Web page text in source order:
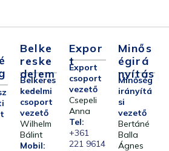
Belke
Reske
Delem
Belkeres
kedelmi
csoport
vezető
Wilhelm
Bálint
Mobil:
Expor
T
Export
csoport
vezető
Csepeli
Anna
Tel:
+361
221 9614
Minős
Égirá
Nyítás
Minőség
irányítá
si
vezető
Bertáné
Balla
Ágnes